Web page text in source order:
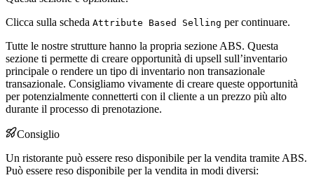
Clicca sulla scheda Attribute Based Selling per continuare.
Tutte le nostre strutture hanno la propria sezione ABS. Questa
sezione ti permette di creare opportunità di upsell sull’inventario
principale o rendere un tipo di inventario non transazionale
transazionale. Consigliamo vivamente di creare queste opportunità
per potenzialmente connetterti con il cliente a un prezzo più alto
durante il processo di prenotazione.
Consiglio
Un ristorante può essere reso disponibile per la vendita tramite ABS.
Può essere reso disponibile per la vendita in modi diversi: